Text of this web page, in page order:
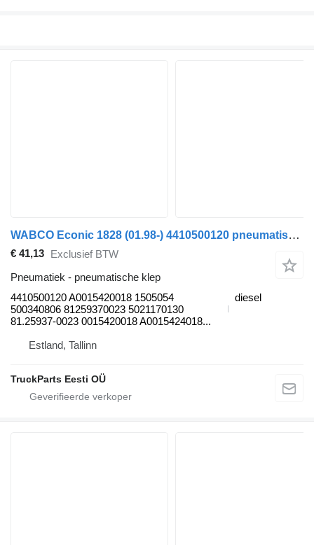
WABCO Econic 1828 (01.98-) 4410500120 pneumatische klep voor Mercedes-Benz Econic (1998-2014) vrachtwagen
€ 41,13 Exclusief BTW
Pneumatiek - pneumatische klep
4410500120 A0015420018 1505054
500340806 81259370023 5021170130
81.25937-0023 0015420018 A0015424018...
diesel
Estland, Tallinn
TruckParts Eesti OÜ